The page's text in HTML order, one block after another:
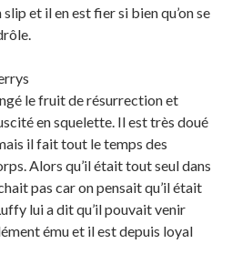
et il en est fier si bien qu’on se
le fruit de résurrection et
en squelette. Il est très doué
il fait tout le temps des
Alors qu’il était tout seul dans
pas car on pensait qu’il était
lui a dit qu’il pouvait venir
ému et il est depuis loyal